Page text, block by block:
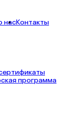
насКонтакты
программа